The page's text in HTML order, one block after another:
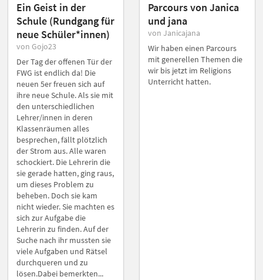
Ein Geist in der
Schule (Rundgang für
neue Schüler*innen)
von Gojo23
Der Tag der offenen Tür der
FWG ist endlich da! Die
neuen 5er freuen sich auf
ihre neue Schule. Als sie mit
den unterschiedlichen
Lehrer/innen in deren
Klassenräumen alles
besprechen, fällt plötzlich
der Strom aus. Alle waren
schockiert. Die Lehrerin die
sie gerade hatten, ging raus,
um dieses Problem zu
beheben. Doch sie kam
nicht wieder. Sie machten es
sich zur Aufgabe die
Lehrerin zu finden. Auf der
Suche nach ihr mussten sie
viele Aufgaben und Rätsel
durchqueren und zu
lösen.Dabei bemerkten...
Parcours von Janica
und jana
von Janicajana
Wir haben einen Parcours
mit generellen Themen die
wir bis jetzt im Religions
Unterricht hatten.